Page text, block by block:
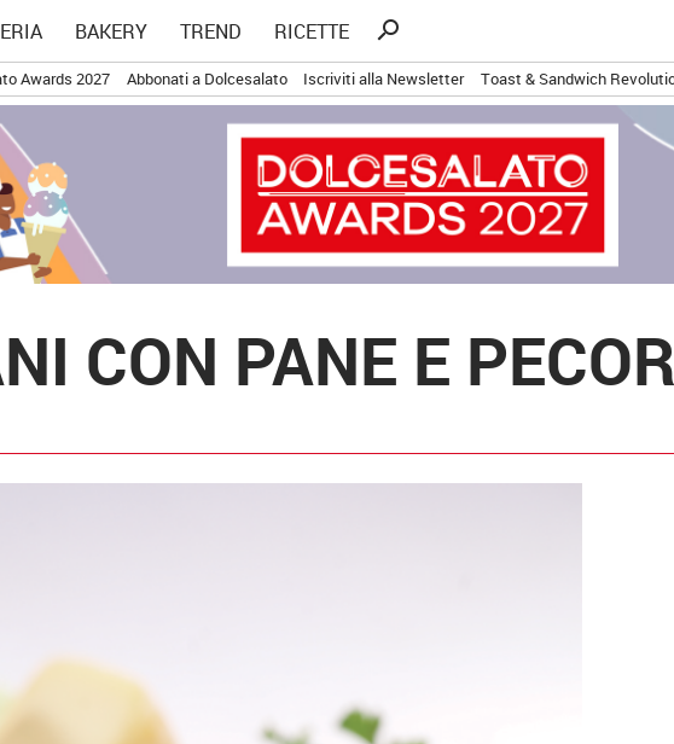
BAKERY TREND RICETTE
Ricerca
search
Awards 2027 Abbonati a Dolcesalato Iscriviti alla Newsletter Toast & Sandwich
CON PANE E